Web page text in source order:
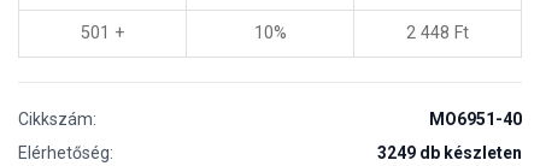
501 + 10% 2 448 Ft
Cikkszám:
MO6951-40
Elérhetőség:
3249 db készleten